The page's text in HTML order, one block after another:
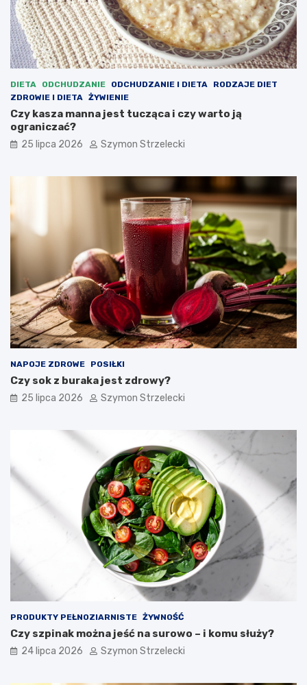
DIETA ODCHUDZANIE ODCHUDZANIE I DIETA
RODZAJE DIET
ZDROWIE I DIETA
ŻYWIENIE
Czy kasza manna jest tucząca i czy warto ją
ograniczać?
25 lipca 2026 Szymon Strzelecki
NAPOJE ZDROWE POSIŁKI
Czy sok z buraka jest zdrowy?
25 lipca 2026 Szymon Strzelecki
PRODUKTY PEŁNOZIARNISTE ŻYWNOŚĆ
Czy szpinak można jeść na surowo – i komu służy?
24 lipca 2026 Szymon Strzelecki